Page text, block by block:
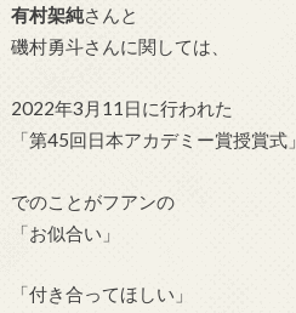
有村架純さんと
磯村勇斗さんに関しては、
2022年3月11日に行われた
「第45回日本アカデミー賞授賞式」
でのことがフアンの
「お似合い」
「付き合ってほしい」